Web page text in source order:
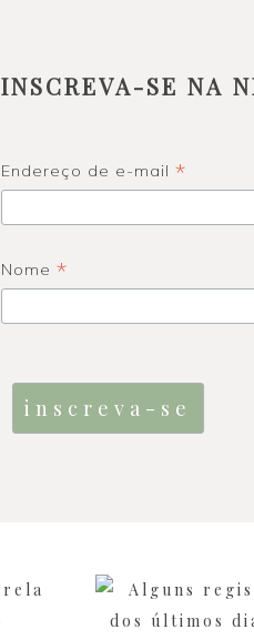
INSCREVA-SE NA
Endereço de e-mail*
Nome*